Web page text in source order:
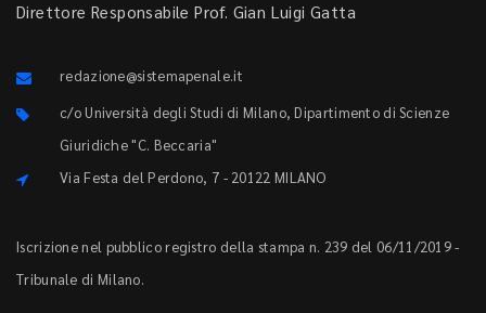
Direttore Responsabile Prof. Gian Luigi Gatta
redazione@sistemapenale.it
c/o Università degli Studi di Milano, Dipartimento di Scienze
Giuridiche "C. Beccaria"
Via Festa del Perdono, 7 - 20122 MILANO
Iscrizione nel pubblico registro della stampa n. 239 del 06/11/2019 -
Tribunale di Milano.